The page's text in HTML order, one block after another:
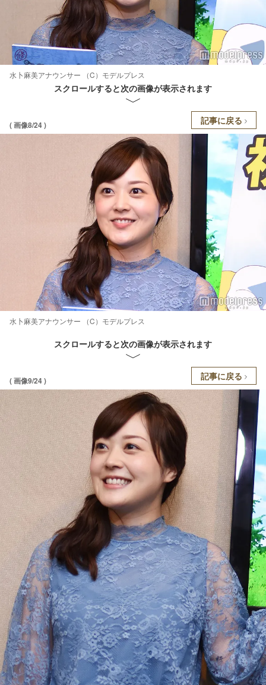
水卜麻美アナウンサー （C）モデルプレス
スクロールすると次の画像が表示されます
( 画像8/24 ) 記事に戻る
水卜麻美アナウンサー （C）モデルプレス
スクロールすると次の画像が表示されます
( 画像9/24 ) 記事に戻る